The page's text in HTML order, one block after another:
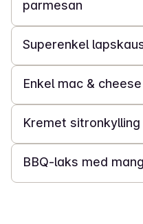
parmesan
20 min
Superenkel
20 min
Enkel mac &
20 min
Kremet
20 min
BBQ-laks med